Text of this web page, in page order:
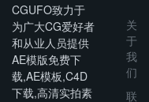
CGUFO致力于
为广大CG爱好者
和从业人员提供
AE模版免费下
载,AE模板,C4D
下载,高清实拍素
关
于
我
们
联